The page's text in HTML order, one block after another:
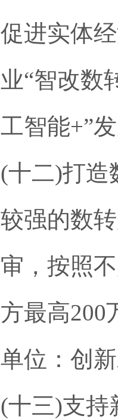
促进实体
业“智改数
工智能+”
(十二)打造
较强的数
审，按照
方最高200
单位：创
(十三)支持